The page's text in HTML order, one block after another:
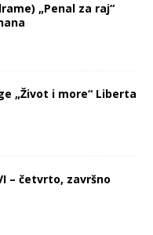
„Penal za raj“
„Život i more“ Liberta
VI – četvrto, završno